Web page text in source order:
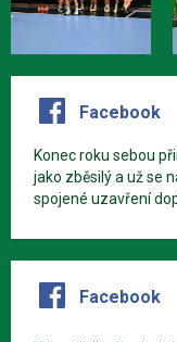
Facebook
Konec roku sebou
jako zběsilý a už se
spojené uzavření
Facebook